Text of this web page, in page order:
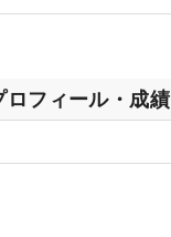
ロフィール・成績